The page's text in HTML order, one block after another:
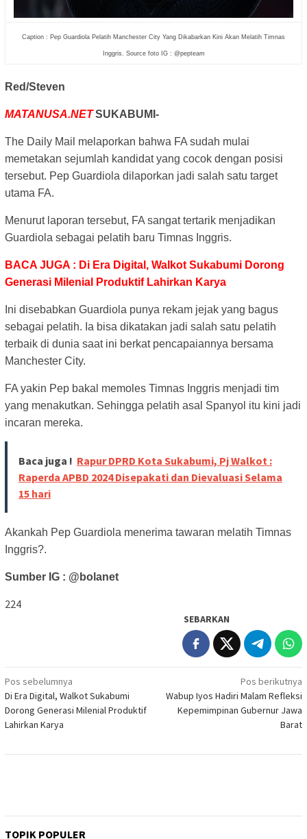
Caption : Pep Guardiola Pelatih Manchester City Yang Dikabarkan Kini Akan Melatih Timnas
Inggris. Source foto IG : @pepteam
Red/Steven
MATANUSA.NETSUKABUMI-
The Daily Mail melaporkan bahwa FA sudah mulai
memetakan sejumlah kandidat yang cocok dengan posisi
tersebut. Pep Guardiola dilaporkan jadi salah satu target
utama FA.
Menurut laporan tersebut, FA sangat tertarik menjadikan
Guardiola sebagai pelatih baru Timnas Inggris.
BACA JUGA : Di Era Digital, Walkot Sukabumi Dorong
Generasi Milenial Produktif Lahirkan Karya
Ini disebabkan Guardiola punya rekam jejak yang bagus
sebagai pelatih. Ia bisa dikatakan jadi salah satu pelatih
terbaik di dunia saat ini berkat pencapaiannya bersama
Manchester City.
FA yakin Pep bakal memoles Timnas Inggris menjadi tim
yang menakutkan. Sehingga pelatih asal Spanyol itu kini jadi
incaran mereka.
Baca juga ! Rapur DPRD Kota Sukabumi, Pj Walkot :
Raperda APBD 2024 Disepakati dan Dievaluasi Selama
15 hari
Akankah Pep Guardiola menerima tawaran melatih Timnas
Inggris?.
Sumber IG : @bolanet
224
SEBARKAN
Navigasi
pos
Pos sebelumnya
Di Era Digital, Walkot Sukabumi
Dorong Generasi Milenial Produktif
Lahirkan Karya
Pos berikutnya
Wabup Iyos Hadiri Malam Refleksi
Kepemimpinan Gubernur Jawa
Barat
TOPIK POPULER